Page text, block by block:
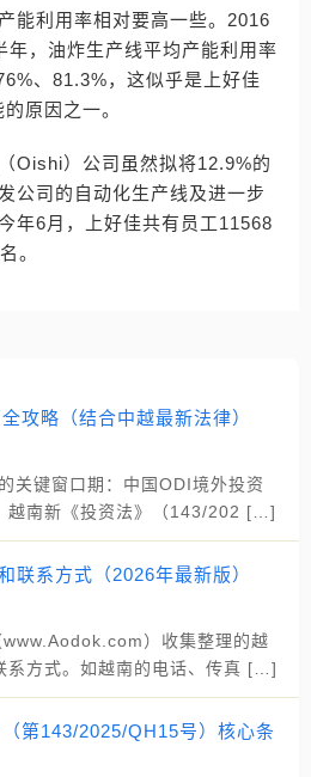
能利用率相对要高一些。2016
年，油炸生产线平均产能利用率
、81.3%，这似乎是上好佳
原因之一。
Oishi）公司虽然拟将12.9%的
公司的自动化生产线及进一步
年6月，上好佳共有员工11568
。
攻略（结合中越最新法律）
关键窗口期：中国ODI境外投资
越南新《投资法》（143/202 […]
联系方式（2026年最新版）
）收集整理的越
系方式。如越南的电话、传真 […]
第143/2025/QH15号）核心条